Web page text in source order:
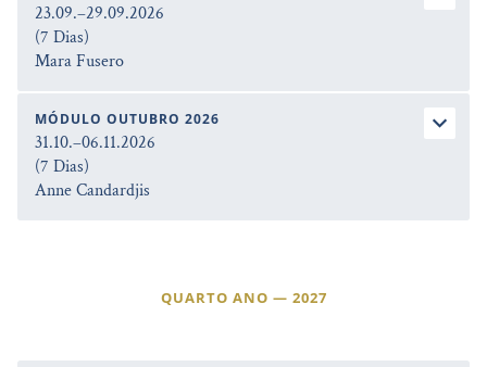
23.09.–29.09.2026
(7 Dias)
Mara Fusero
MÓDULO OUTUBRO 2026
31.10.–06.11.2026
(7 Dias)
Anne Candardjis
QUARTO ANO — 2027